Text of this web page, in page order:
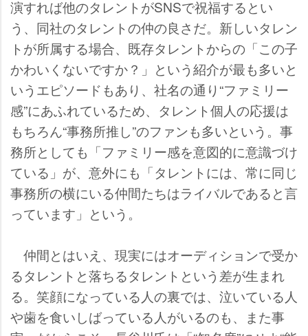
演すれば他のタレントがSNSで祝福するとい
う、同社のタレントの仲の良さだ。新しいタレン
トが所属する場合、既存タレントからの「この子
かわいくないですか？」という紹介が最も多いと
いうエピソードもあり、社名の通り“ファミリー
感”にあふれているため、タレント個人の応援は
もちろん“事務所推し”のファンも多いという。事
務所としても「ファミリー感を意図的に意識づけ
ている」が、意外にも「タレントには、常に同じ
事務所の横にいる仲間たちはライバルであると言
っています」という。
仲間とはいえ、現実にはオーディションで受か
るタレントと落ちるタレントという差が生まれ
る。笑顔になっている人の裏では、泣いている人
歯を食いしばっている人がいるのも、また事